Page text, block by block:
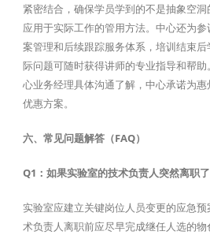
紧密结合，确保学员学到的不是抽象空
应用于实际工作的管用方法。中心还为
案管理和后续跟踪服务体系，培训结束
际问题可随时获得讲师的专业指导和帮
心业务经理具体沟通了解，中心承诺为
优惠方案。
六、常见问题解答（FAQ）
Q1：如果实验室的技术负责人突然离职
实验室应建立关键岗位人员变更的应急
术负责人离职前应尽早完成继任人选的